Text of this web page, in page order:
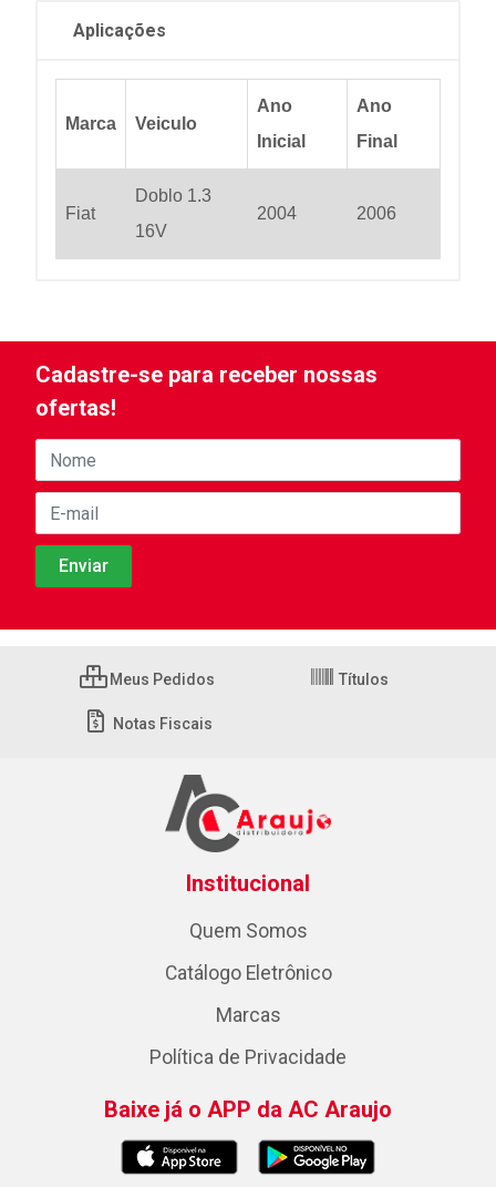
Aplicações
Marca Veiculo
Ano
Inicial
Ano
Final
Fiat
Doblo 1.3
16V
2004 2006
Cadastre-se para receber nossas
ofertas!
Meus Pedidos Títulos
Notas Fiscais
Institucional
Quem Somos
Catálogo Eletrônico
Marcas
Política de Privacidade
Baixe já o APP da AC Araujo